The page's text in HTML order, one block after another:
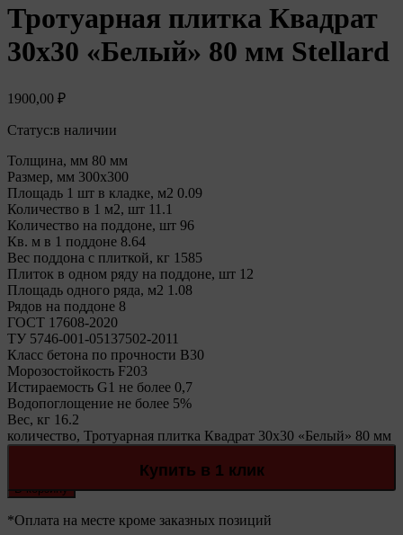
Тротуарная плитка Квадрат
30х30 «Белый» 80 мм Stellard
1900,00 ₽
Статус:в наличии
Толщина, мм 80 мм
Размер, мм 300х300
Площадь 1 шт в кладке, м2 0.09
Количество в 1 м2, шт 11.1
Количество на поддоне, шт 96
Кв. м в 1 поддоне 8.64
Вес поддона с плиткой, кг 1585
Плиток в одном ряду на поддоне, шт 12
Площадь одного ряда, м2 1.08
Рядов на поддоне 8
ГОСТ 17608-2020
ТУ 5746-001-05137502-2011
Класс бетона по прочности В30
Морозостойкость F203
Истираемость G1 не более 0,7
Водопоглощение не более 5%
Вес, кг 16.2
количество, Тротуарная плитка Квадрат 30х30 «Белый» 80 мм
В корзину
Купить в 1 клик
*Оплата на месте кроме заказных позиций